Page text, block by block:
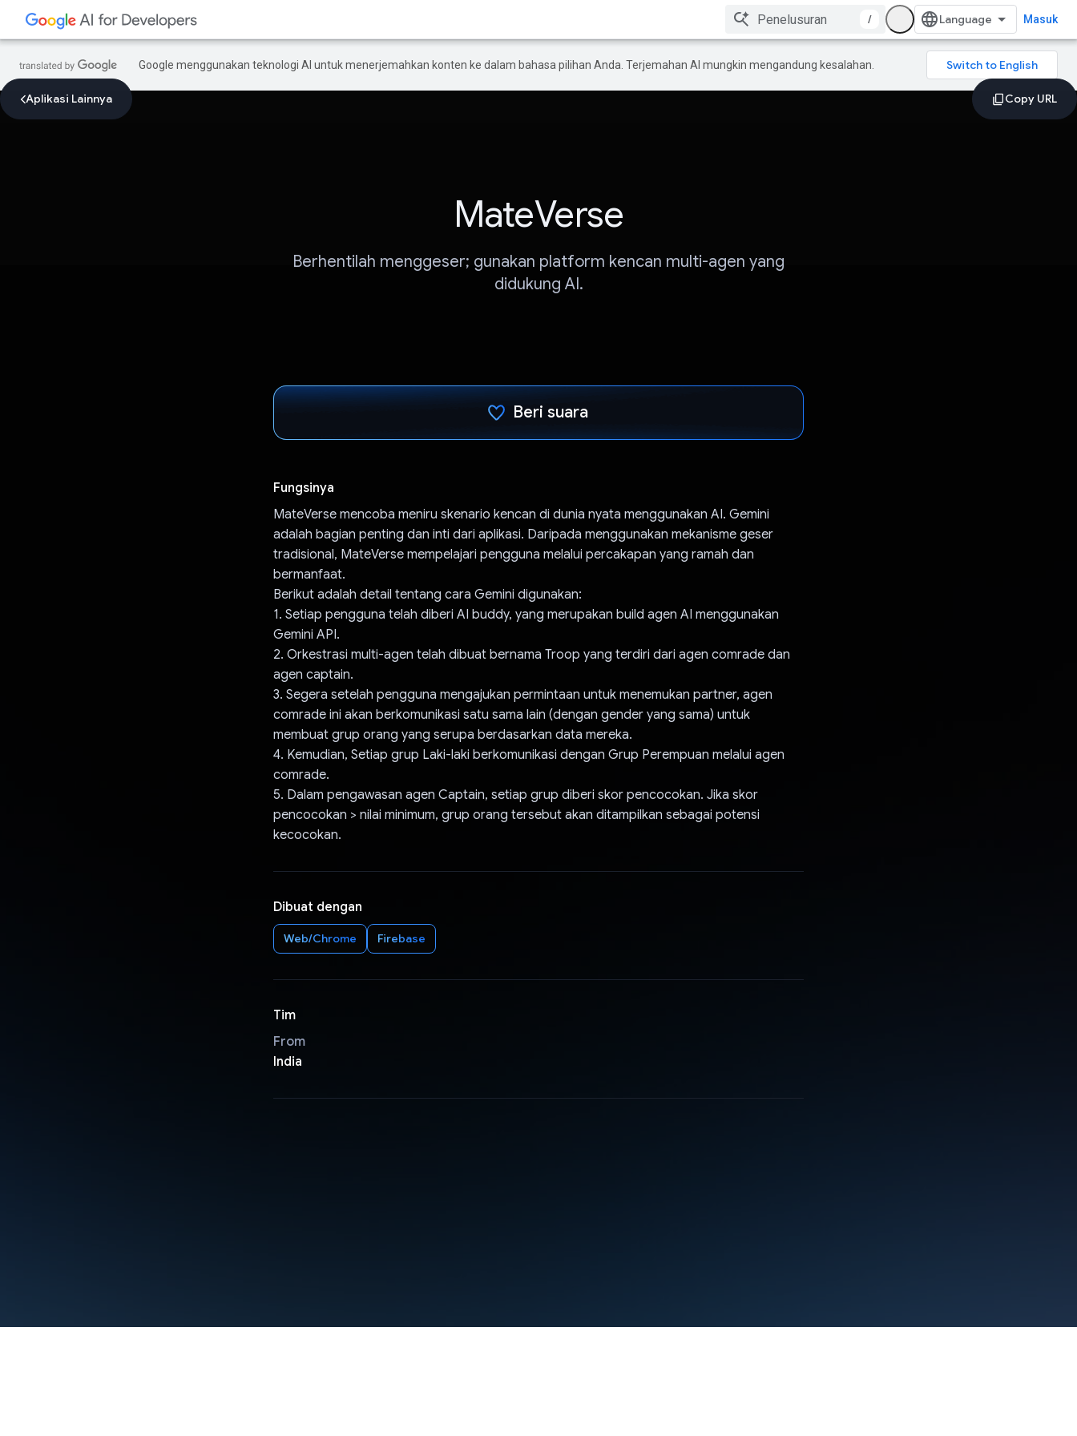
/ Masuk
Google menggunakan teknologi AI untuk menerjemahkan konten ke dalam bahasa pilihan Anda. Terjemahan AI mungkin mengandung kesalahan.
Aplikasi Lainnya
MateVerse
Berhentilah menggeser; gunakan platform kencan multi-agen yang
didukung AI.
Beri suara
Fungsinya
MateVerse mencoba meniru skenario kencan di dunia nyata menggunakan AI. Gemini
adalah bagian penting dan inti dari aplikasi. Daripada menggunakan mekanisme geser
tradisional, MateVerse mempelajari pengguna melalui percakapan yang ramah dan
bermanfaat.
Berikut adalah detail tentang cara Gemini digunakan:
1. Setiap pengguna telah diberi AI buddy, yang merupakan build agen AI menggunakan
Gemini API.
2. Orkestrasi multi-agen telah dibuat bernama Troop yang terdiri dari agen comrade dan
agen captain.
3. Segera setelah pengguna mengajukan permintaan untuk menemukan partner, agen
comrade ini akan berkomunikasi satu sama lain (dengan gender yang sama) untuk
membuat grup orang yang serupa berdasarkan data mereka.
4. Kemudian, Setiap grup Laki-laki berkomunikasi dengan Grup Perempuan melalui agen
comrade.
5. Dalam pengawasan agen Captain, setiap grup diberi skor pencocokan. Jika skor
pencocokan > nilai minimum, grup orang tersebut akan ditampilkan sebagai potensi
kecocokan.
Dibuat dengan
Web/Chrome Firebase
Tim
From
India